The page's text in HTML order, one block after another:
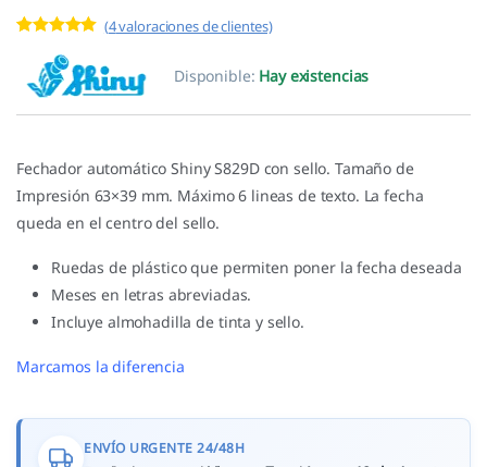
de 5 en
base a
valoracione
(4valoraciones de clientes)
Disponible: Hay existencias
Fechador automático Shiny S829D con sello. Tamaño de
Impresión 63×39 mm. Máximo 6 lineas de texto. La fecha
queda en el centro del sello.
Ruedas de plástico que permiten poner la fecha deseada
Meses en letras abreviadas.
Incluye almohadilla de tinta y sello.
Marcamos la diferencia
ENVÍO URGENTE 24/48H